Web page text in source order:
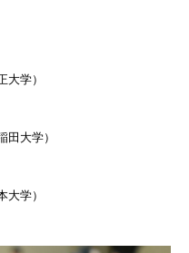
学）
大学）
学）